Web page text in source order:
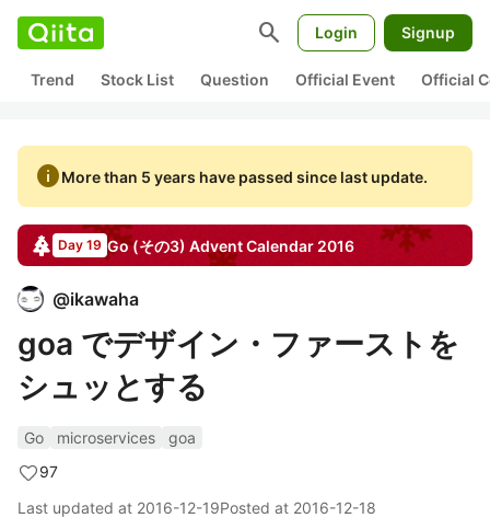
search Login Signup
Trend Stock List Question Official Event Official
infoMore than 5 years have passed since last update.
Day 19 Go (その3) Advent Calendar 2016
@ikawaha
goa でデザイン・ファーストを
シュッとする
Go microservices
goa
97
Last updated at 2016-12-19Posted at 2016-12-18